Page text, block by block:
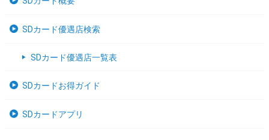
SDカード優遇店検索
SDカード優遇店一覧表
SDカードお得ガイド
SDカードアプリ